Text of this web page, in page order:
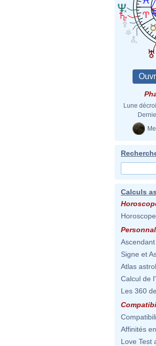
Lune
Calculs
Signe et
Atlas
Calcul de
Les 360
Affinités
Love Test